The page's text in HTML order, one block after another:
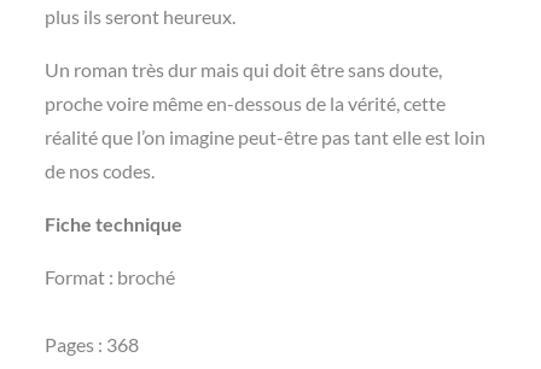
plus ils seront heureux.
Un roman très dur mais qui doit être sans doute,
proche voire même en-dessous de la vérité, cette
réalité que l’on imagine peut-être pas tant elle est loin
de nos codes.
Fiche technique
Format : broché
Pages : 368